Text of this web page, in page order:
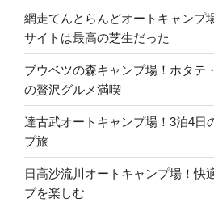
網走てんとらんどオートキャンプ
サイトは最高の芝生だった
ブウベツの森キャンプ場！ホタテ
の贅沢グルメ満喫
達古武オートキャンプ場！3泊4日
プ旅
日高沙流川オートキャンプ場！快
プを楽しむ